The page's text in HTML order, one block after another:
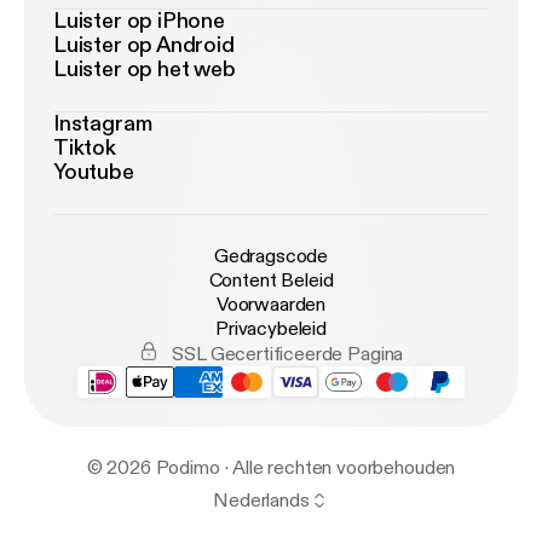
Luister op iPhone
Luister op Android
Luister op het web
Instagram
Tiktok
Youtube
Gedragscode
Content Beleid
Voorwaarden
Privacybeleid
SSL Gecertificeerde Pagina
© 2026 Podimo · Alle rechten voorbehouden
Nederlands